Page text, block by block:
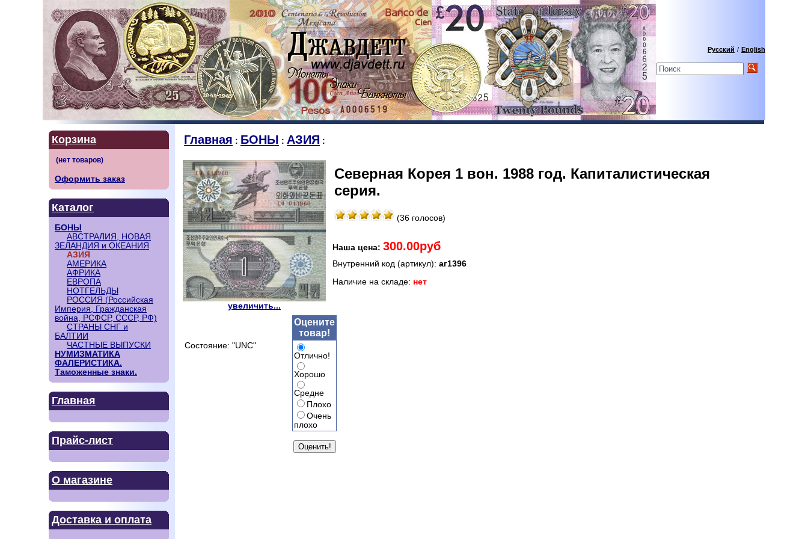
Русский / English
Корзина
Оформить заказ
Каталог
БОНЫ
АВСТРАЛИЯ, НОВАЯ
ЗЕЛАНДИЯ и ОКЕАНИЯ
АЗИЯ
АМЕРИКА
АФРИКА
ЕВРОПА
НОТГЕЛЬДЫ
РОССИЯ (Российская
Империя, Гражданская
война, РСФСР, СССР, РФ)
СТРАНЫ СНГ и
БАЛТИИ
ЧАСТНЫЕ ВЫПУСКИ
НУМИЗМАТИКА
ФАЛЕРИСТИКА.
Таможенные знаки.
Главная
Прайс-лист
О магазине
Доставка и оплата
Главная : БОНЫ : АЗИЯ :
увеличить...
Северная Корея 1 вон. 1988 год. Капиталистическая
серия.
(36 голосов)
Наша цена: 300.00руб
Внутренний код (артикул): аг1396
Наличие на складе: нет
Состояние: "UNC"
Оцените
товар!
Отлично!
Хорошо
Средне
Плохо
Очень
плохо